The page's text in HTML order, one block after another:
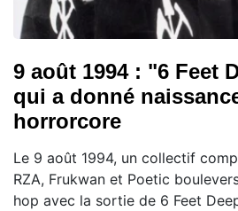
9 août 1994 : "6 Feet
qui a donné
horrorcore
Le 9 août 1994, un collectif
RZA, Frukwan et Poetic
hop avec la sortie de 6 Feet